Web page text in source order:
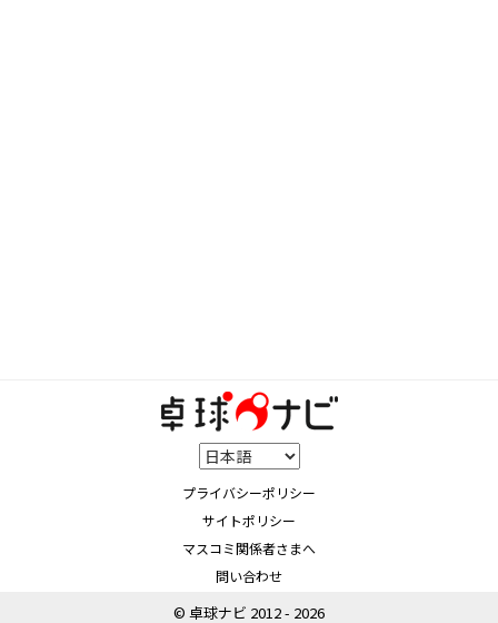
プライバシーポリシー
サイトポリシー
マスコミ関係者さまへ
問い合わせ
© 卓球ナビ 2012 - 2026